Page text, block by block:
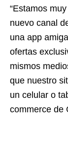
“Estamos
nuevo canal
una app
ofertas
mismos
que nuestro
un celular o
commerce de